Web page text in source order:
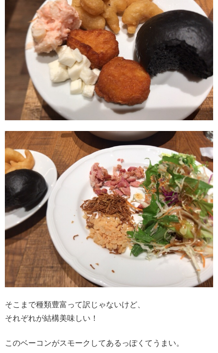
そこまで種類豊富って訳じゃないけど、
それぞれが結構美味しい！
このベーコンがスモークしてあるっぽくてうまい。